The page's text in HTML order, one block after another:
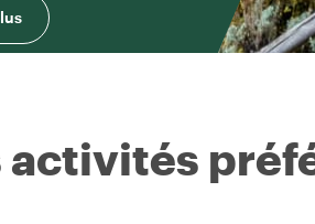
activités